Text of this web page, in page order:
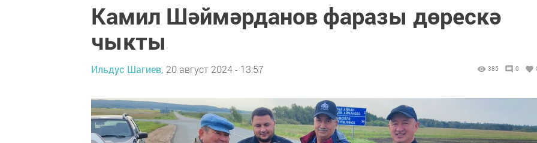
Камил Шәймәрданов фаразы дөрескә
чыкты
Ильдус Шагиев, 20 август 2024 - 13:57 385 0